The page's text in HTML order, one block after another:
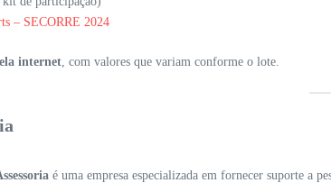
– SECORRE 2024
internet, com valores que variam conforme o lote.
é uma empresa especializada em fornecer suporte a